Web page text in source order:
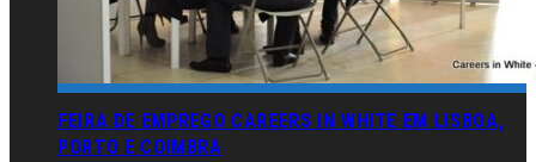
FEIRA DE EMPREGO CAREERS IN WHITE EM LISBOA,
PORTO E COIMBRA